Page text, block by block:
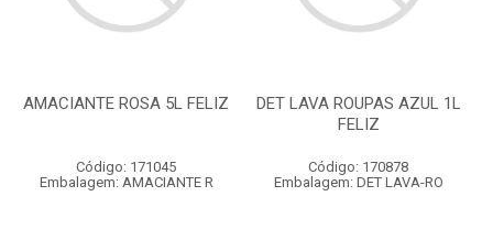
AMACIANTE ROSA 5L FELIZ
Código: 171045
Embalagem: AMACIANTE R
DET LAVA ROUPAS AZUL 1L
FELIZ
Código: 170878
Embalagem: DET LAVA-RO